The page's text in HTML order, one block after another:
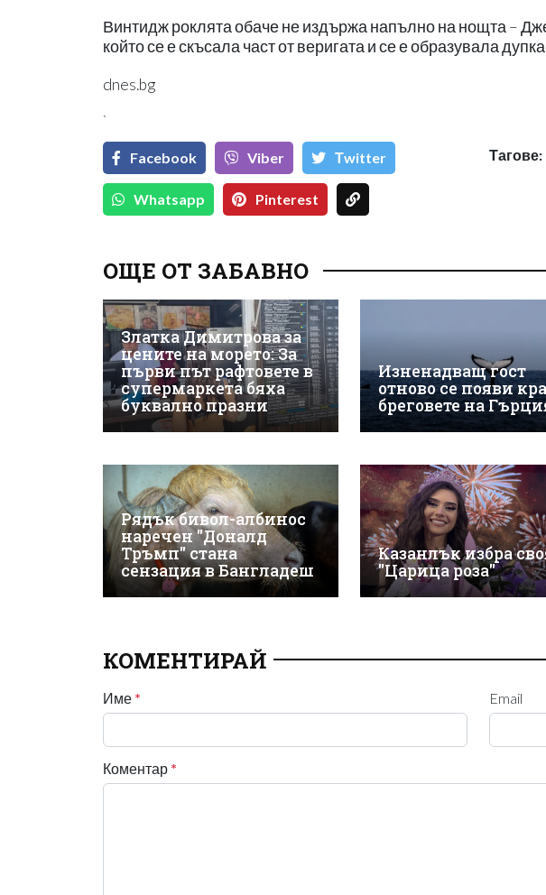
Винтидж роклята обаче не издържа напълно на нощта –
който се е скъсала част от веригата и се е образувала
dnes.bg
`
Facebook Viber Тwitter
Whatsapp Pinterest
Тагове:
ОЩЕ ОТ ЗАБАВНО
Златка Димитрова за
цените на морето: За
първи път рафтовете в
супермаркета бяха
буквално празни
Изненадващ гост
отново се появи
бреговете на
Рядък бивол-албинос
наречен "Доналд
Тръмп" стана
сензация в Бангладеш
Казанлък избра
"Царица роза"
КОМЕНТИРАЙ
Име * Email
Коментар *